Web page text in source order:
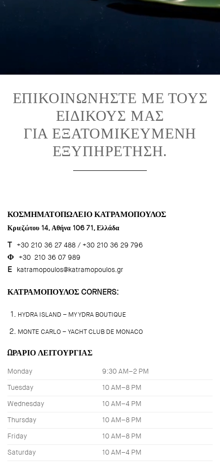
ΕΠΙΚΟΙΝΩΝΉΣΤΕ ΜΕ ΤΟΥΣ
ΕΙΔΙΚΟΎΣ ΜΑΣ
ΓΙΑ ΕΞΑΤΟΜΙΚΕΥΜΈΝΗ
ΕΞΥΠΗΡΈΤΗΣΗ.
ΚΟΣΜΗΜΑΤΟΠΩΛΕΙΟ ΚΑΤΡΑΜΟΠΟΥΛΟΣ
Κριεζώτου 14, Αθήνα 106 71, Ελλάδα
T +30 210 36 27 488 / +30 210 36 29 796
Φ +30 210 36 07 989
E katramopoulos@katramopoulos.gr
ΚΑΤΡΑΜΟΠΟΥΛΟΣ CORNERS:
HYDRA ISLAND – MY YDRA BOUTIQUE
MONTE CARLO – YACHT CLUB DE MONACO
ΩΡΑΡΙΟ ΛΕΙΤΟΥΡΓΙΑΣ
Monday
9:30 AM–2 PM
Tuesday
10 AM–8 PM
Wednesday
10 AM–4 PM
Thursday
10 AM–8 PM
Friday
10 AM–8 PM
Saturday
10 AM–4 PM